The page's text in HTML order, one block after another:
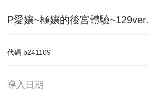
P愛孃~極孃的後宮體驗~129ver.
代碼 p241109
導入日期